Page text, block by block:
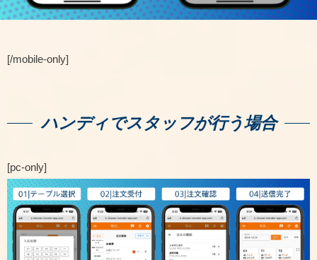
[/mobile-only]
ハンディでスタッフが行う場合
[pc-only]